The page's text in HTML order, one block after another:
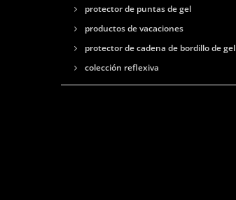
protector de puntas de gel
productos de vacaciones
protector de cadena de bordillo de gel
colección reflexiva